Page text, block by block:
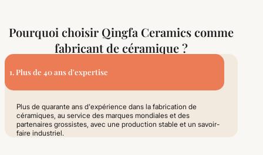
Pourquoi choisir Qingfa Ceramics comme
fabricant de céramique ?
1. Plus de 40 ans d'expertise
Plus de quarante ans d'expérience dans la fabrication de
céramiques, au service des marques mondiales et des
partenaires grossistes, avec une production stable et un savoir-
faire industriel.